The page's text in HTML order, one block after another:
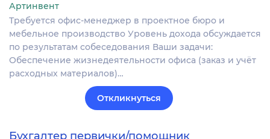
Артинвент
Требуется офис-менеджер в проектное бюро и
мебельное производство Уровень дохода обсуждается
по результатам собеседования Ваши задачи:
Обеспечение жизнедеятельности офиса (заказ и учёт
расходных материалов)…
Откликнуться
Бухгалтер первички/помощник